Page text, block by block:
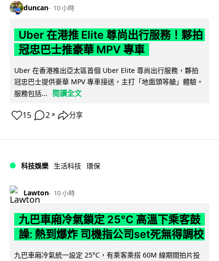
duncan 10 小時
Uber 在港推 Elite 尊尚出行服務！夥拍
冠忠巴士推豪華 MPV 專車
Uber 在香港推出亞太區首個 Uber Elite 尊尚出行服務，夥拍
冠忠巴士提供豪華 MPV 專車接送，主打「地面頭等艙」體驗。
服務包括...
閱讀全文
15 2 ↗ 分享
科技娛樂 生活科技 環保
Lawton 10 小時
九巴車廂冷氣鎖定 25°C 高溫下乘客鼓
譟: 熱到爆炸 司機指公司set死無得調校
九巴車廂冷氣統一設定 25°C，有乘客乘搭 60M 線期間拍片投